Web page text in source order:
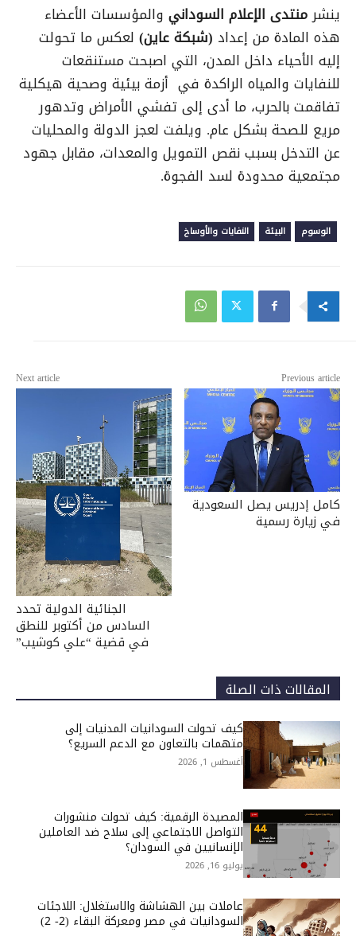
ينشرمنتدى الإعلام السوداني والمؤسسات الأعضاء
هذه المادة من إعداد (شبكة عاين) لعكس ما تحولت
إليه الأحياء داخل المدن، التي اصبحت مستنقعات
للنفايات والمياه الراكدة في أزمة بيئية وصحية هيكلية
تفاقمت بالحرب، ما أدى إلى تفشي الأمراض وتدهور
مريع للصحة بشكل عام. ويلفت لعجز الدولة والمحليات
عن التدخل بسبب نقص التمويل والمعدات، مقابل جهود
مجتمعية محدودة لسد الفجوة.
الوسوم البيئة النفايات والأوساخ
Previous article
كامل إدريس يصل السعودية
في زيارة رسمية
Next article
الجنائية الدولية تحدد
السادس من أكتوبر للنطق
في قضية “علي كوشيب”
المقالات ذات الصلة
كيف تحولت السودانيات المدنيات إلى
متهمات بالتعاون مع الدعم السريع؟
أغسطس 1, 2026
المصيدة الرقمية: كيف تحولت منشورات
التواصل الاجتماعي إلى سلاح ضد العاملين
الإنسانيين في السودان؟
يوليو 16, 2026
عاملات بين الهشاشة والاستغلال: اللاجئات
السودانيات في مصر ومعركة البقاء (2- 2)